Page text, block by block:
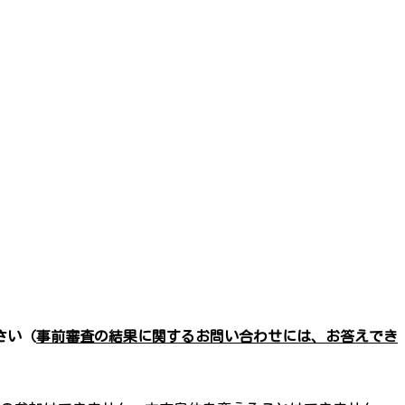
い（事前審査の結果に関するお問い合わせには、お答えでき